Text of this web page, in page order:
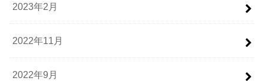
2023年2月
2022年11月
2022年9月